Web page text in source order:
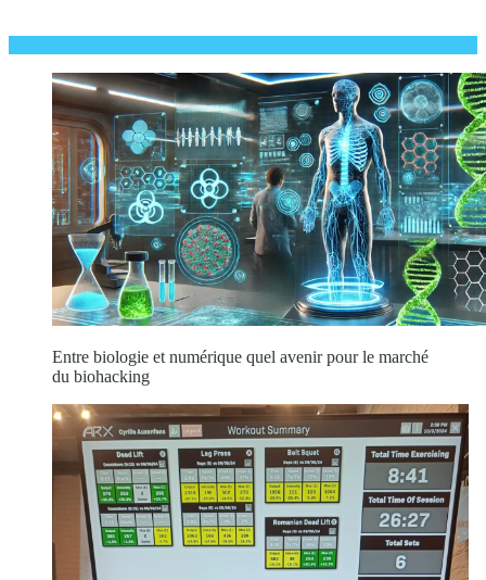
Entre biologie et numérique quel avenir pour le marché
du biohacking